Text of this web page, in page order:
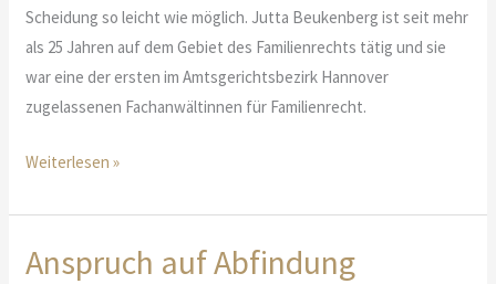
Scheidung so leicht wie möglich. Jutta Beukenberg ist seit mehr
als 25 Jahren auf dem Gebiet des Familienrechts tätig und sie
war eine der ersten im Amtsgerichtsbezirk Hannover
zugelassenen Fachanwältinnen für Familienrecht.
Scheidung
gemacht
Weiterlesen »
Anspruch auf Abfindung